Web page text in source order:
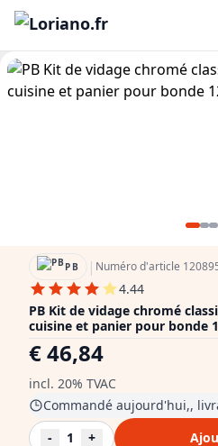
PB | Numéro d'article
4.44
PB Kit de vidage chromé
cuisine et panier pour bonde
€ 46,84
incl. 20% TVAC
Commandé aujourd'hui,,
-
1 +